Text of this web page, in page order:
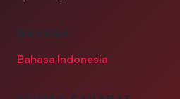
BAHASA
Bahasa Indonesia